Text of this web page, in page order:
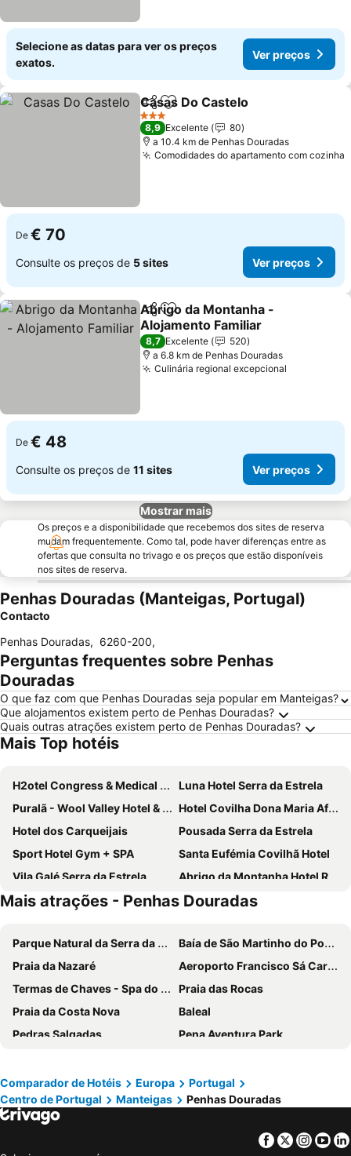
Selecione as datas para ver os preços
exatos.
Ver preços
PartilharAdicionar aos favoritos
Casas Do Castelo
3 Estrelas
8,9 Excelente
80
a 10.4 km de Penhas Douradas
Comodidades do apartamento com cozinha
De € 70
Consulte os preços de 5 sites Ver preços
PartilharAdicionar aos favoritos
Abrigo da Montanha -
Alojamento Familiar
Ver preços
8,7 Excelente
520
a 6.8 km de Penhas Douradas
Culinária regional excepcional
De € 48
Consulte os preços de 11 sites Ver preços
Mostrar mais
Os preços e a disponibilidade que recebemos dos sites de reserva
mudam frequentemente. Como tal, pode haver diferenças entre as
ofertas que consulta no trivago e os preços que estão disponíveis
nos sites de reserva.
Penhas Douradas (Manteigas, Portugal)
Contacto
Penhas Douradas, 6260-200,
Perguntas frequentes sobre Penhas
Douradas
O que faz com que Penhas Douradas seja popular em Manteigas?
Que alojamentos existem perto de Penhas Douradas?
Quais outras atrações existem perto de Penhas Douradas?
Mais Top hotéis
H2otel Congress & Medical Spa
Luna Hotel Serra da Estrela
Puralã - Wool Valley Hotel & SPA
Hotel Covilha Dona Maria Affiliated by Meliá
Hotel dos Carqueijais
Pousada Serra da Estrela
Sport Hotel Gym + SPA
Santa Eufémia Covilhã Hotel
Vila Galé Serra da Estrela
Abrigo da Montanha Hotel Rural & Spa
Albergaria Senhora do Espinheiro
Hotel Eurosol Seia Camelo
Hotel Eurosol Gouveia
Hotel da Vila
Inatel Manteigas
Belmonte Sinai Hotel
Casas Da Lapa, Nature & Spa Hotel
Pousada Convento Belmonte
Vale Do Zezere
Hotel Berne
Hotel Belsol
Casa Lagar Da Alagoa
Casa de São Lourenço - Burel Mountain Hotels
DIGNUS HOUSE
Casas do Toural
Madre de Água Hotel Rural de Charme
Residencial Sra. da Lomba
Mais atrações - Penhas Douradas
Parque Natural da Serra da Estrela
Baía de São Martinho do Porto
Praia da Nazaré
Aeroporto Francisco Sá Carneiro
Termas de Chaves - Spa do Imperador
Praia das Rocas
Praia da Costa Nova
Baleal
Pedras Salgadas
Pena Aventura Park
Piodão -Aldeia Histórica
Praia de Pedrogão
Mariparque
Praia da Consolação
Praia de Vieira
Alto Douro Vinhateiro
Comparador de Hotéis Europa
Portugal
Centro de Portugal
Manteigas Penhas Douradas
Facebook
Twitter